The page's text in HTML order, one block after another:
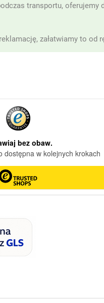
transportu, oferujemy
załatwiamy to od